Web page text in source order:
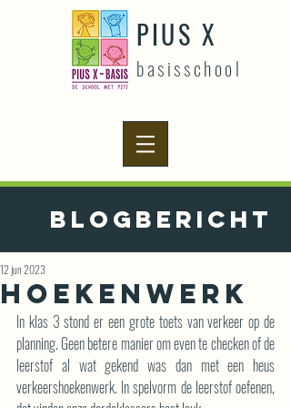
PIUS X
basisschool
Blogbericht
Hoekenwerk
12 jun 2023
In klas 3 stond er een grote toets van verkeer op de
planning. Geen betere manier om even te checken of de
leerstof al wat gekend was dan met een heus
verkeershoekenwerk. In spelvorm de leerstof oefenen,